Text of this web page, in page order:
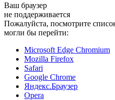
Ваш браузер
не поддерживается
Пожалуйста, посмотрите
могли бы перейти:
Microsoft Edge Chromium
Mozilla Firefox
Safari
Google Chrome
Яндекс.Браузер
Opera